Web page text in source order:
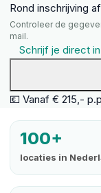
Rond inschrijving af
Controleer de
mail.
Schrijf je direct
💶 Vanaf € 215,-
100+
locaties in